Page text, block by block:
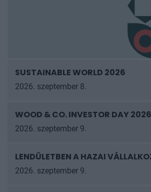
SUSTAINABLE WORLD 2026
2026. szeptember 8.
WOOD & CO. INVESTOR DAY 2026
2026. szeptember 9.
LENDÜLETBEN A HAZAI
2026. szeptember 9.